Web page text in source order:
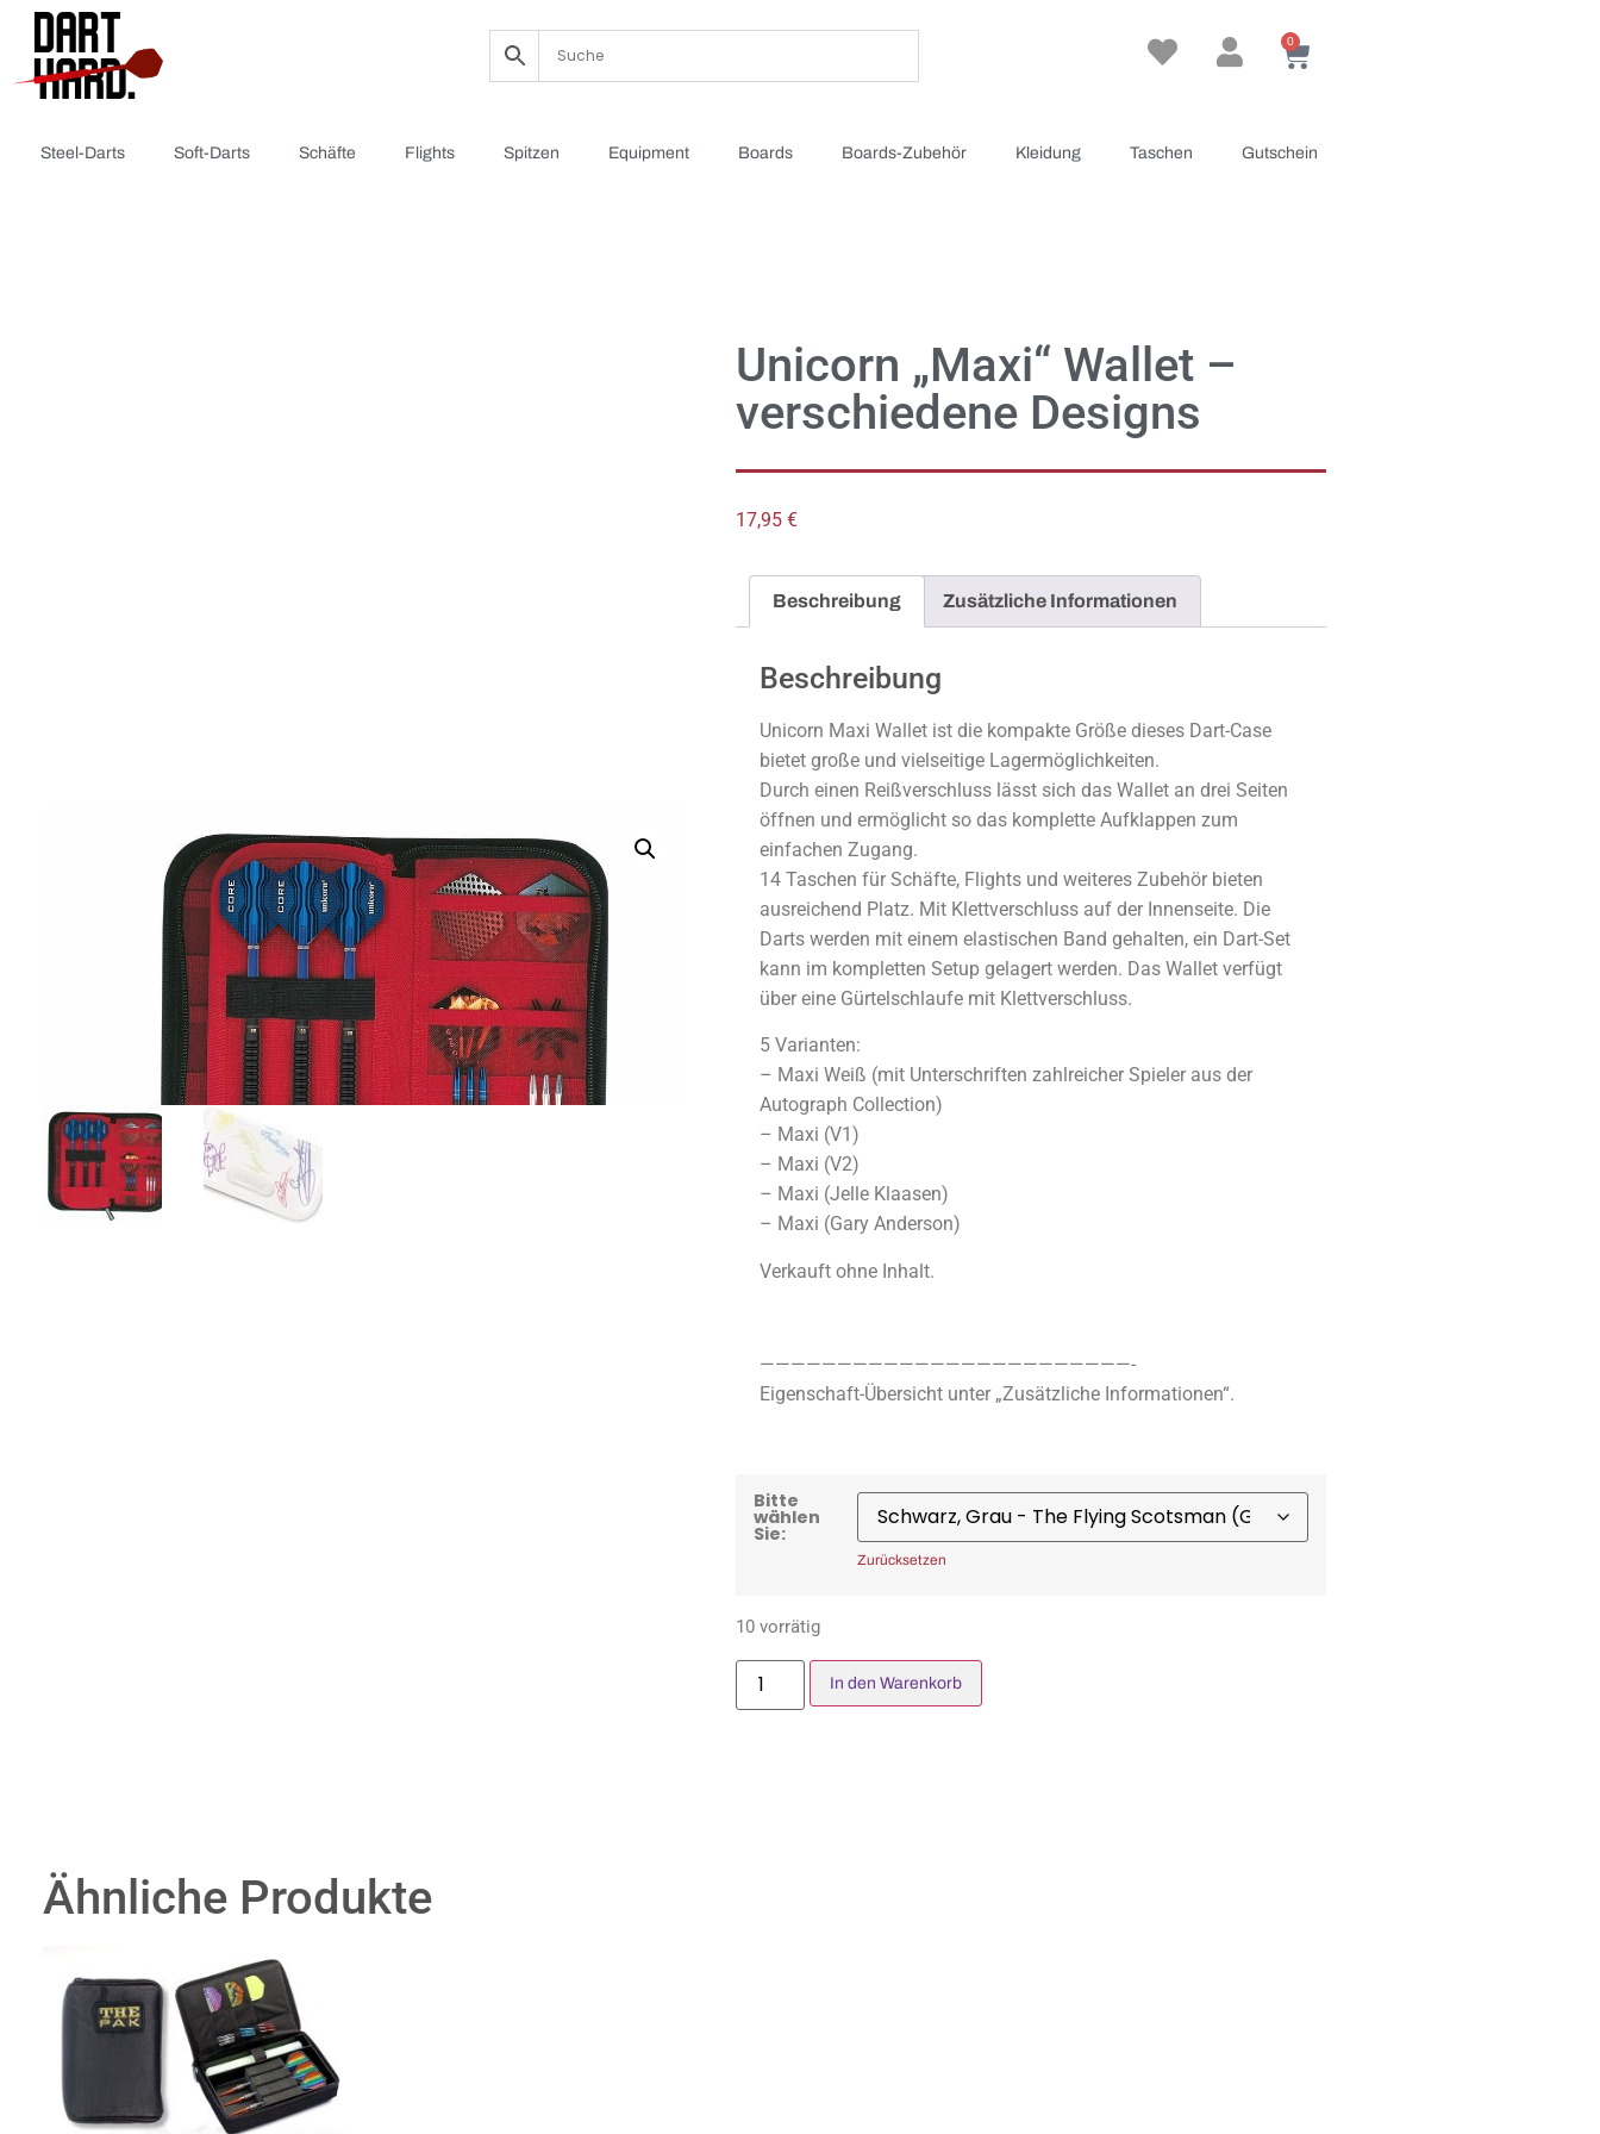
0
Steel-Darts Soft-Darts Schäfte Flights Spitzen Equipment Boards Boards-Zubehör Kleidung Taschen Gutschein
Unicorn „Maxi“ Wallet –
verschiedene Designs
17,95 €
Beschreibung Zusätzliche Informationen
Beschreibung
Unicorn Maxi Wallet ist die kompakte Größe dieses Dart-Case
bietet große und vielseitige Lagermöglichkeiten.
Durch einen Reißverschluss lässt sich das Wallet an drei Seiten
öffnen und ermöglicht so das komplette Aufklappen zum
einfachen Zugang.
14 Taschen für Schäfte, Flights und weiteres Zubehör bieten
ausreichend Platz. Mit Klettverschluss auf der Innenseite. Die
Darts werden mit einem elastischen Band gehalten, ein Dart-Set
kann im kompletten Setup gelagert werden. Das Wallet verfügt
über eine Gürtelschlaufe mit Klettverschluss.
5 Varianten:
– Maxi Weiß (mit Unterschriften zahlreicher Spieler aus der
Autograph Collection)
– Maxi (V1)
– Maxi (V2)
– Maxi (Jelle Klaasen)
– Maxi (Gary Anderson)
Verkauft ohne Inhalt.
————————————————————————-
Eigenschaft-Übersicht unter „Zusätzliche Informationen“.
Bitte
wählen
Sie:
Zurücksetzen
10 vorrätig
In den Warenkorb
Ähnliche Produkte